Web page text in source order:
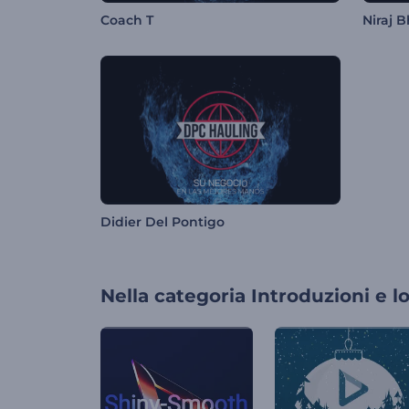
Coach T Niraj
Didier Del Pontigo
Nella categoria Introduzioni e